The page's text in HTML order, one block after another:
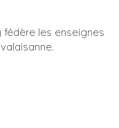
les enseignes